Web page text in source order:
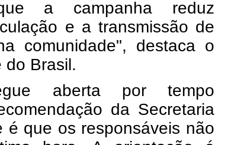
a campanha reduz
e a transmissão de
comunidade", destaca o
do Brasil.
aberta por tempo
da Secretaria
é que os responsáveis não